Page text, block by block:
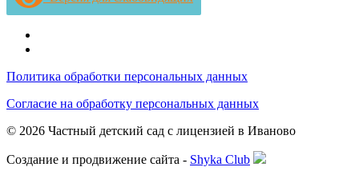
Политика обработки персональных данных
Согласие на обработку персональных данных
© 2026 Частный детский сад с лицензией в Иваново
Создание и продвижение сайта - Shyka Club